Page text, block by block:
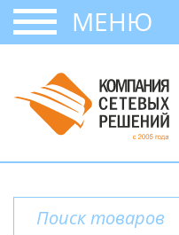
МЕНЮ